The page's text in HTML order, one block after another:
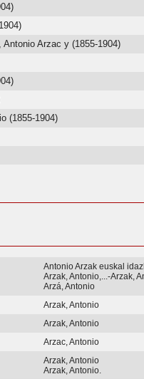
Arzac y (1855-1904)
(1855-1904)
Antonio Arzak euskal
Arzak, Antonio,...-Arzak,
Arzá, Antonio
Arzak, Antonio
Arzak, Antonio
Arzac, Antonio
Arzak, Antonio
Arzak, Antonio.